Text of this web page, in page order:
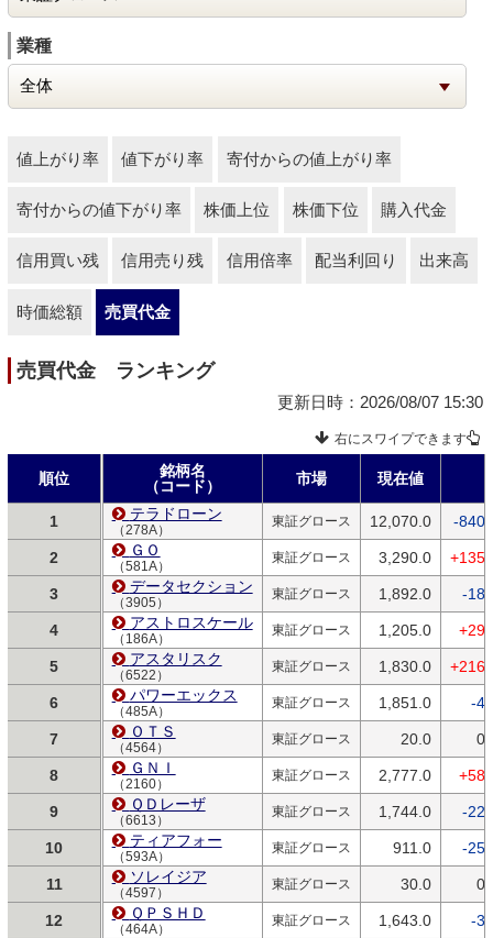
業種
値上がり率 値下がり率 寄付からの値上がり率
寄付からの値下がり率 株価上位 株価下位 購入代金
信用買い残 信用売り残 信用倍率 配当利回り 出来高
時価総額 売買代金
売買代金 ランキング
更新日時：2026/08/07 15:30
右にスワイプできます
銘柄名
（コード）
市場 現在値
テラドローン
（278A）
東証グロース 12,070.0
-
ＧＯ
（581A）
東証グロース 3,290.0
データセクション
（3905）
東証グロース 1,892.0
-
アストロスケール
（186A）
東証グロース 1,205.0
アスタリスク
（6522）
東証グロース 1,830.0
パワーエックス
（485A）
東証グロース 1,851.0
-
ＯＴＳ
（4564）
東証グロース 20.0
ＧＮＩ
（2160）
東証グロース 2,777.0
ＱＤレーザ
（6613）
東証グロース 1,744.0
-
ティアフォー
（593A）
東証グロース 911.0
-
ソレイジア
（4597）
東証グロース 30.0
ＱＰＳＨＤ
（464A）
東証グロース 1,643.0
-
順位
1
2
3
4
5
6
7
8
9
10
11
12